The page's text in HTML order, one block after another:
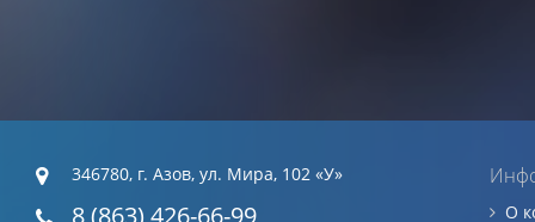
346780, г. Азов, ул. Мира, 102 «У»
8 (863) 426-66-99 О